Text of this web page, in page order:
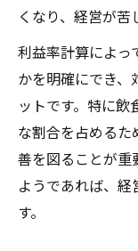
くなり、経営が苦
利益率計算によっ
かを明確にでき、
ットです。特に
な割合を占める
善を図ることが重
ようであれば、
す。